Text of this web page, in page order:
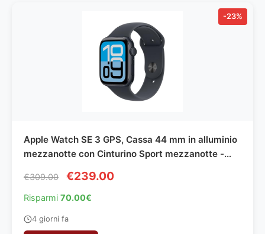
-23%
Apple Watch SE 3 GPS, Cassa 44 mm in alluminio
mezzanotte con Cinturino Sport mezzanotte -
€309.00 €239.00
Risparmi 70.00€
4 giorni fa